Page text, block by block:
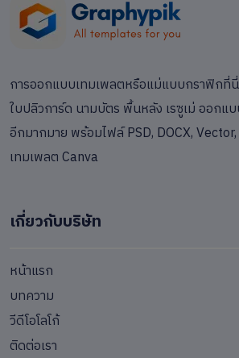
การออกแบบเทมเพลตหรือแม่แบบกราฟิกที่
ใบปลิวการ์ด นามบัตร พื้นหลัง เรซูเม่ ออกแบ
อีกมากมาย พร้อมไฟล์ PSD, DOCX,
เทมเพลต Canva
เกี่ยวกับบริษัท
หน้าแรก
บทความ
วีดีโอโลโก้
ติดต่อเรา